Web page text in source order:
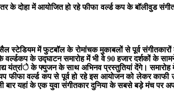
के दोहा में आयोजित हो रहे फीफा वर्ल्ड कप के बॉलीवुड
स्टेडियम में फुटबॉल के रोमांचक मुकाबलों से पूर्व
के उद्घाटन समारोह में भी वे 90 हजार दर्शकों के
यंत्रांे के फ्युजन के साथ अभिनव प्रस्तुतियां देंगे। समारोह
फीफा वर्ल्ड कप से पूर्व हो रहे इस आयोजन को लेकर
बार यहां के एक युवा संगीतकार दुनिया के सबसे बड़े मंच पर